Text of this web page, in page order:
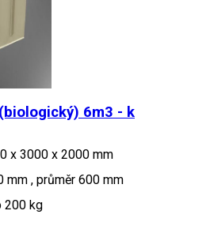
6m3 - k
x 3000 x 2000 mm
mm , průměr 600 mm
200 kg